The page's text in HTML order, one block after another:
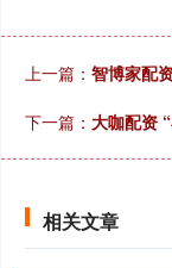
上一篇： 智博家配
下一篇： 大咖配资
相关文章